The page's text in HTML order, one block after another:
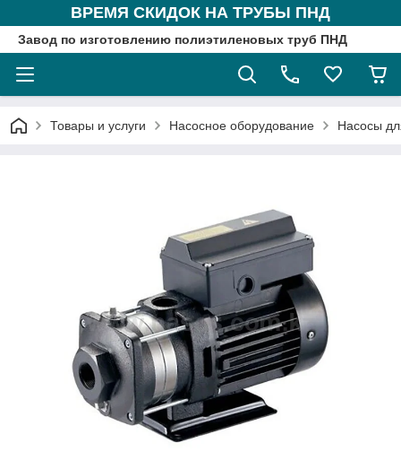
ВРЕМЯ СКИДОК НА ТРУБЫ ПНД
Завод по изготовлению полиэтиленовых труб ПНД
Товары и услуги Насосное оборудование Насосы